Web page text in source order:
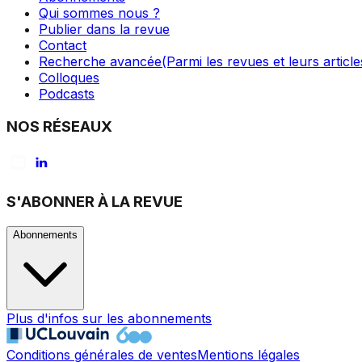
Qui sommes nous ?
Publier dans la revue
Contact
Recherche avancée(Parmi les revues et leurs
Colloques
Podcasts
NOS RÉSEAUX
S'ABONNER À LA REVUE
Abonnements
Plus d'infos sur les abonnements
Conditions générales de ventesMentions légales